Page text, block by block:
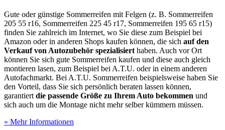
Gute oder günstige Sommerreifen mit Felgen (z. B. Sommerreifen
205 55 r16, Sommerreifen 225 45 r17, Sommerreifen 195 65 r15)
finden Sie zahlreich im Internet, wo Sie diese zum Beispiel bei
Amazon oder in anderen Shops kaufen können, die sich auf den
Verkauf von Autozubehör spezialisiert haben. Auch vor Ort
können Sie sich gute Sommerreifen kaufen und diese auch gleich
montieren lasen, zum Beispiel bei A.T.U. oder in einem anderen
Autofachmarkt. Bei A.T.U. Sommerreifen beispielsweise haben Sie
den Vorteil, dass Sie sich persönlich beraten lassen können,
garantiert die passende Größe zu Ihrem Auto bekommen und
sich auch um die Montage nicht mehr selber kümmern müssen.
» Mehr Informationen